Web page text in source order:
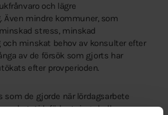
och lägre
Även mindre kommuner, som
stress, minskad
minskat behov av konsulter efter
av de försök som gjorts har
efter provperioden.
som de gjorde när lördagsarbete
arbetstidsförkortning skulle